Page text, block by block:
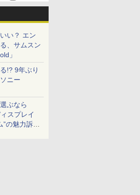
い？ エン
、サムスン
」
!? 9年ぶり
ニー
ぶなら
スプレイ
”の魅力訴